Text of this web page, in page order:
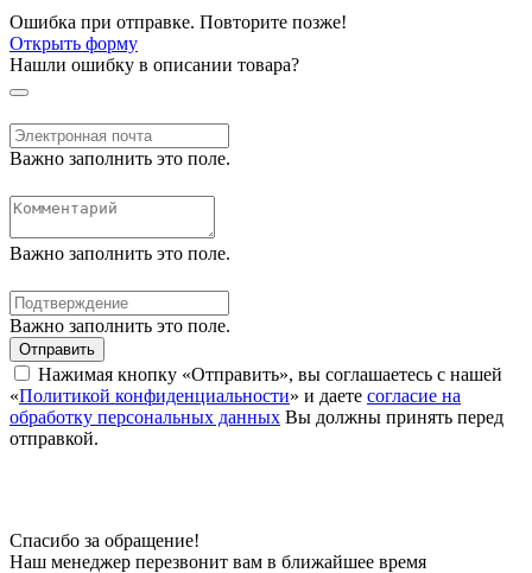
Ошибка при отправке. Повторите позже!
Открыть форму
Нашли ошибку в описании товара?
Важно заполнить это поле.
Важно заполнить это поле.
Важно заполнить это поле.
Отправить
Нажимая кнопку «Отправить», вы соглашаетесь с нашей
«Политикой конфиденциальности» и даете согласие на
обработку персональных данных Вы должны принять перед
отправкой.
Спасибо за обращение!
Наш менеджер перезвонит вам в ближайшее время